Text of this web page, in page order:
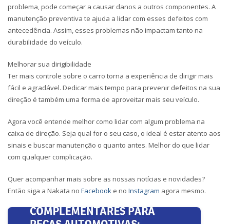
problema, pode começar a causar danos a outros componentes. A
manutenção preventiva te ajuda a lidar com esses defeitos com
antecedência. Assim, esses problemas não impactam tanto na
durabilidade do veículo.
Melhorar sua dirigibilidade
Ter mais controle sobre o carro torna a experiência de dirigir mais
fácil e agradável. Dedicar mais tempo para prevenir defeitos na sua
direção é também uma forma de aproveitar mais seu veículo.
Agora você entende melhor como lidar com algum problema na
caixa de direção. Seja qual for o seu caso, o ideal é estar atento aos
sinais e buscar manutenção o quanto antes. Melhor do que lidar
com qualquer complicação.
Quer acompanhar mais sobre as nossas notícias e novidades?
Então siga a Nakata no Facebook e no Instagram agora mesmo.